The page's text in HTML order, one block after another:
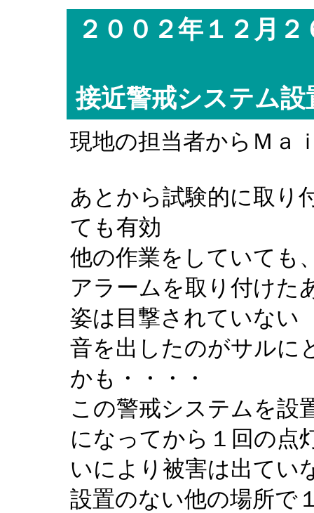
２００２年１２月
接近警戒システム
現地の担当者からＭａ
あとから試験的に取り
ても有効
他の作業をしていても
アラームを取り付けた
姿は目撃されていない
音を出したのがサルに
かも・・・・
この警戒システムを設
になってから１回の点
いにより被害は出てい
設置のない他の場所で